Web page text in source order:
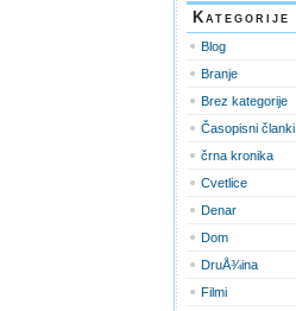
Kategorije
Blog
Branje
Brez kategorije
Časopisni članki
črna kronika
Cvetlice
Denar
Dom
DruÅ¾ina
Filmi